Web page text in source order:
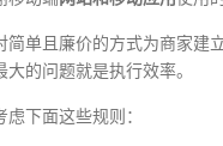
单且廉价的方式为商家
的问题就是执行效率。
下面这些规则：